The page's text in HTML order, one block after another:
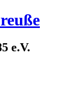
e.V.